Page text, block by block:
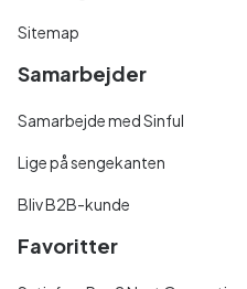
Sitemap
Samarbejder
Samarbejde med Sinful
Lige på sengekanten
Bliv B2B-kunde
Favoritter